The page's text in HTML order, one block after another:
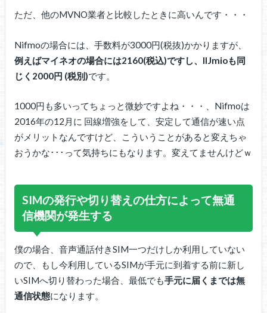
ただ、他のMVNO業者と比較したときに高いんです・・・
Nifmoの場合には、手数料が3000円(税抜)かかりますが、
例えばマイネオの場合には2160(税込)ですし、IIJmioも同
じく2000円 (税別)です。
1000円も多いってちょっと微妙ですよね・・・、Nifmoは
2016年の12月に 回線増強をして、安定して通信が速い点
がメリットなんですけど、こういうことがあると変えちゃ
おうかな･･･って気持ちにもなります。変えてませんけどｗ
SIMの発行や切り替えの仕方によって無通
信機関が発生する
僕の場合、音声通話付きSIM一つだけしか利用していない
ので、もし今利用しているSIMが手元に到着する前に新し
いSIMへ切り替わった場合、最低でも手元に届くまでは無
通信状態になります。